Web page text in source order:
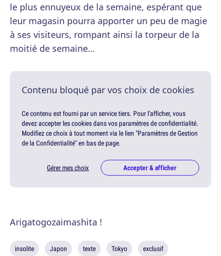
le plus ennuyeux de la semaine, espérant que
leur magasin pourra apporter un peu de magie
à ses visiteurs, rompant ainsi la torpeur de la
moitié de semaine…
Contenu bloqué par vos choix de cookies
Ce contenu est fourni par un service tiers. Pour l'afficher, vous
devez accepter les cookies dans vos paramètres de confidentialité.
Modifiez ce choix à tout moment via le lien "Paramètres de Gestion
de la Confidentialité" en bas de page.
Gérer mes choix Accepter & afficher
Arigatogozaimashita !
insolite Japon texte Tokyo exclusif